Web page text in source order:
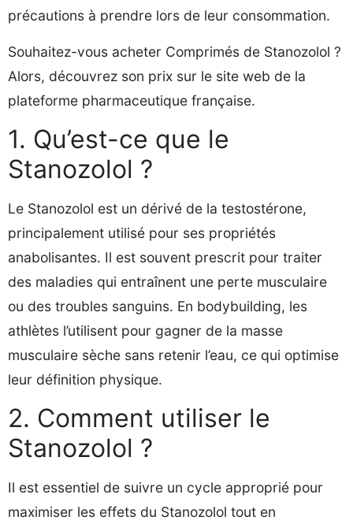
précautions à prendre lors de leur consommation.
Souhaitez-vous acheter Comprimés de Stanozolol ?
Alors, découvrez son prix sur le site web de la
plateforme pharmaceutique française.
1. Qu’est-ce que le
Stanozolol ?
Le Stanozolol est un dérivé de la testostérone,
principalement utilisé pour ses propriétés
anabolisantes. Il est souvent prescrit pour traiter
des maladies qui entraînent une perte musculaire
ou des troubles sanguins. En bodybuilding, les
athlètes l’utilisent pour gagner de la masse
musculaire sèche sans retenir l’eau, ce qui optimise
leur définition physique.
2. Comment utiliser le
Stanozolol ?
Il est essentiel de suivre un cycle approprié pour
maximiser les effets du Stanozolol tout en